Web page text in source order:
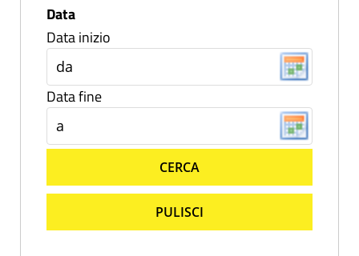
Data
Data inizio
Data fine
CERCA
PULISCI